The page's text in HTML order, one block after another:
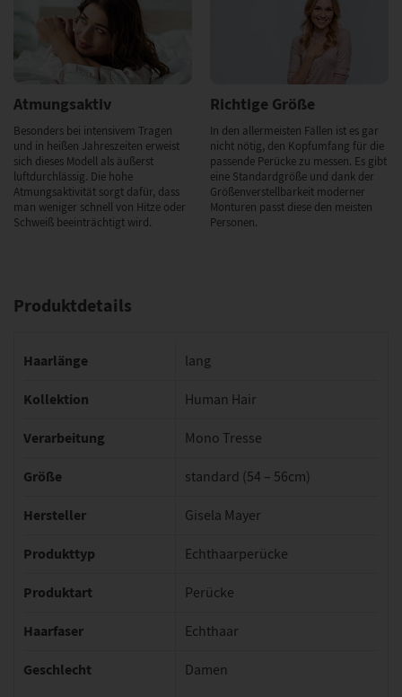
Atmungsaktiv
Besonders bei intensivem Tragen
und in heißen Jahreszeiten erweist
sich dieses Modell als äußerst
luftdurchlässig. Die hohe
Atmungsaktivität sorgt dafür, dass
man weniger schnell von Hitze oder
Schweiß beeinträchtigt wird.
Richtige Größe
In den allermeisten Fällen ist es gar
nicht nötig, den Kopfumfang für die
passende Perücke zu messen. Es gibt
eine Standardgröße und dank der
Größenverstellbarkeit moderner
Monturen passt diese den meisten
Personen.
Produktdetails
Haarlänge lang
Kollektion Human Hair
Verarbeitung Mono Tresse
Größe standard (54 – 56cm)
Hersteller Gisela Mayer
Produkttyp Echthaarperücke
Produktart Perücke
Haarfaser Echthaar
Geschlecht Damen